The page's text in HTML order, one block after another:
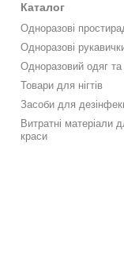
Каталог
Одноразові
Одноразові
Одноразовий одяг та
Товари для нігтів
Засоби для
Витратні матеріали
краси